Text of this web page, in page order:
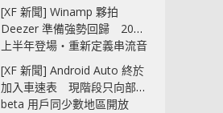
[XF 新聞] Winamp 夥拍
Deezer 準備強勢回歸 2027
上半年登場‧重新定義串流音
樂播放器
[XF 新聞] Android Auto 終於
加入車速表 現階段只向部分
beta 用戶同少數地區開放